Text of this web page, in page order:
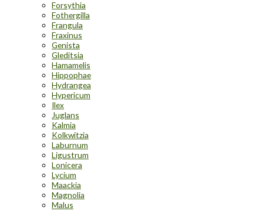
Forsythia
Fothergilla
Frangula
Fraxinus
Genista
Gleditsia
Hamamelis
Hippophae
Hydrangea
Hypericum
Ilex
Juglans
Kalmia
Kolkwitzia
Laburnum
Ligustrum
Lonicera
Lycium
Maackia
Magnolia
Malus